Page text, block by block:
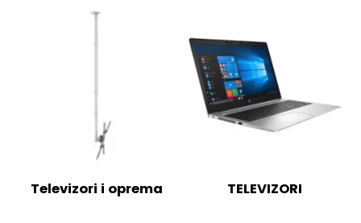
Televizori i oprema TELEVIZORI